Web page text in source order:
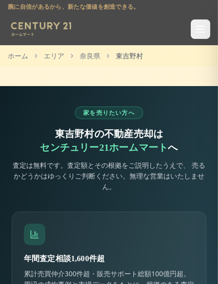
腕に自信があるから、新たな価値を創造できる。
ホーム エリア 奈良県 東吉野村
家を売りたい方へ
東吉野村の不動産売却は
センチュリー21ホームマートへ
査定は無料です。査定額とその根拠をご説明したうえで、 売る
かどうかはゆっくりご判断ください。無理な営業はいたしませ
ん。
年間査定相談1,600件超
累計売買仲介300件超・販売サポート総額100億円超。